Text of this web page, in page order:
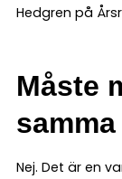
Hedgren på
Måste
Nej. Det är en